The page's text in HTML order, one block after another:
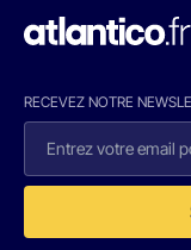
RECEVEZ NOTRE